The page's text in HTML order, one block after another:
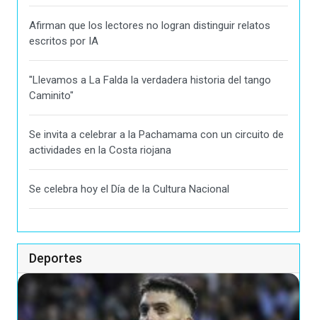
Afirman que los lectores no logran distinguir relatos
escritos por IA
"Llevamos a La Falda la verdadera historia del tango
Caminito"
Se invita a celebrar a la Pachamama con un circuito de
actividades en la Costa riojana
Se celebra hoy el Día de la Cultura Nacional
Deportes